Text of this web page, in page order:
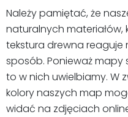
Należy pamiętać, że
naturalnych materiałów,
tekstura drewna reaguje
sposób. Ponieważ mapy
to w nich uwielbiamy. W
kolory naszych map
widać na zdjęciach